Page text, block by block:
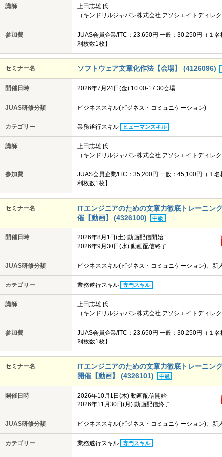
講師
上田志雄 氏
（キンドリルジャパン株式会社 アソシエイトディレ
参加費
JUAS会員企業/ITC：23,650円 一般：30,250円（１
利枚数1枚】
セミナー名 ソフトウェア文章化作法【会場】 (4126096)
開催日時 2026年7月24日(金) 10:00-17:30会場
JUAS研修分類 ビジネススキル(ビジネス・コミュニケーション)
カテゴリー 業務遂行スキル ヒューマンスキル
講師
上田志雄 氏
（キンドリルジャパン株式会社 アソシエイトディレ
参加費
JUAS会員企業/ITC：35,200円 一般：45,100円（１
利枚数1枚】
セミナー名
ITエンジニアのための文章力徹底トレーニン
催【動画】 (4326100)
中級
開催日時
2026年8月1日(土) 動画配信開始
2026年9月30日(水) 動画配信終了
JUAS研修分類 ビジネススキル(ビジネス・コミュニケーション)、新
カテゴリー 業務遂行スキル 専門スキル
講師
上田志雄 氏
（キンドリルジャパン株式会社 アソシエイトディレ
参加費
JUAS会員企業/ITC：23,650円 一般：30,250円（１
利枚数1枚】
セミナー名
ITエンジニアのための文章力徹底トレーニン
開催【動画】 (4326101)
中級
開催日時
2026年10月1日(木) 動画配信開始
2026年11月30日(月) 動画配信終了
JUAS研修分類 ビジネススキル(ビジネス・コミュニケーション)、新
カテゴリー 業務遂行スキル 専門スキル